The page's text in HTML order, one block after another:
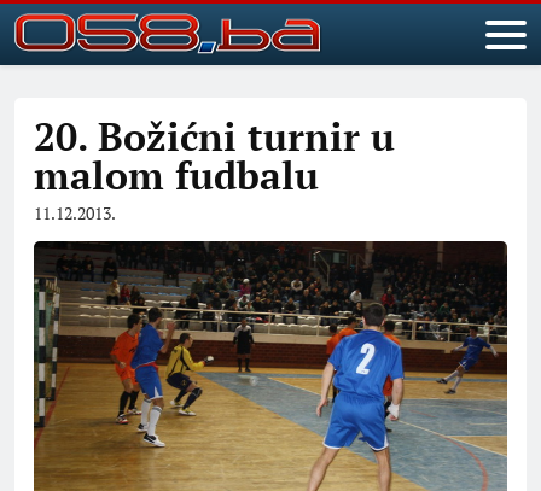
20. Božićni turnir u
malom fudbalu
11.12.2013.